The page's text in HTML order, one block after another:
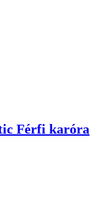
Férfi karóra